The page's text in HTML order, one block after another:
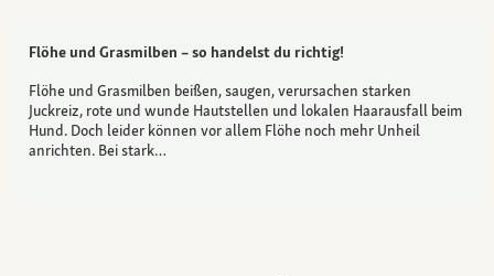
Flöhe und Grasmilben – so handelst du richtig!
Flöhe und Grasmilben beißen, saugen, verursachen starken
Juckreiz, rote und wunde Hautstellen und lokalen Haarausfall beim
Hund. Doch leider können vor allem Flöhe noch mehr Unheil
anrichten. Bei stark…